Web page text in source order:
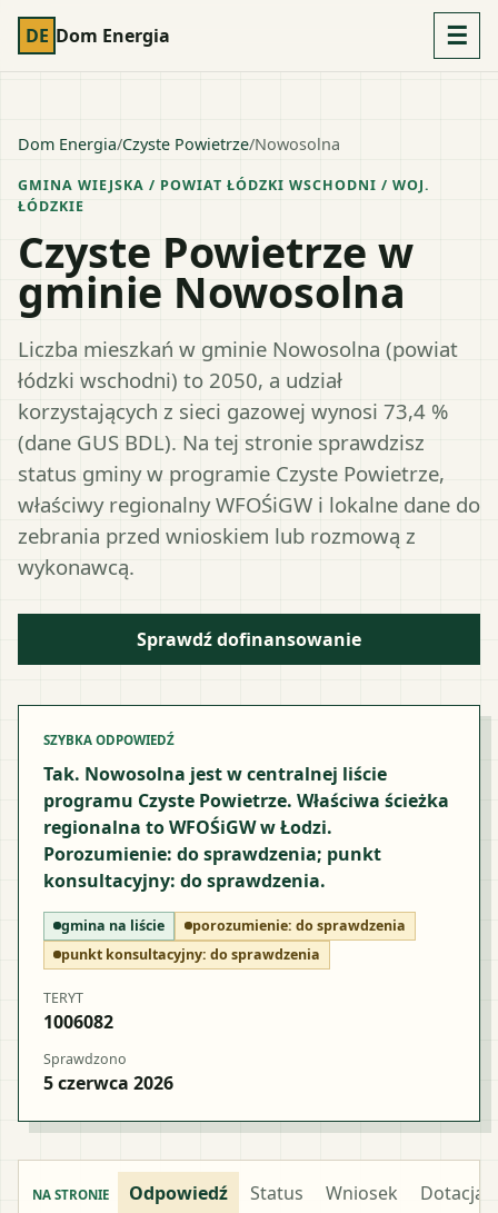
DE Dom Energia ☰
Dom Energia/Czyste Powietrze/Nowosolna
GMINA WIEJSKA / POWIAT ŁÓDZKI WSCHODNI / WOJ.
ŁÓDZKIE
Czyste Powietrze w
gminie Nowosolna
Liczba mieszkań w gminie Nowosolna (powiat
łódzki wschodni) to 2050, a udział
korzystających z sieci gazowej wynosi 73,4 %
(dane GUS BDL). Na tej stronie sprawdzisz
status gminy w programie Czyste Powietrze,
właściwy regionalny WFOŚiGW i lokalne dane do
zebrania przed wnioskiem lub rozmową z
wykonawcą.
Sprawdź dofinansowanie
SZYBKA ODPOWIEDŹ
Tak. Nowosolna jest w centralnej liście
programu Czyste Powietrze. Właściwa ścieżka
regionalna to WFOŚiGW w Łodzi.
Porozumienie: do sprawdzenia; punkt
konsultacyjny: do sprawdzenia.
gmina na liście porozumienie: do sprawdzenia
punkt konsultacyjny: do sprawdzenia
TERYT
1006082
Sprawdzono
5 czerwca 2026
NA STRONIE Odpowiedź Status Wniosek Dotacja